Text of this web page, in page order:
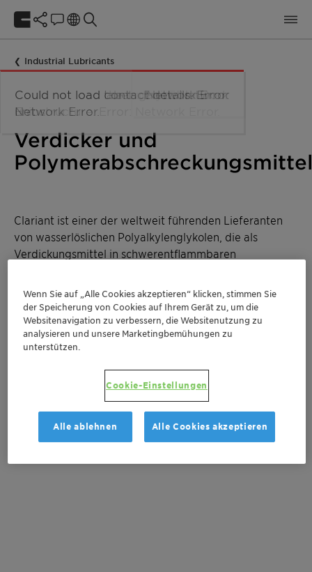
Industrial Lubricants
Verdicker und
Polymerabschreckungsmittel
Clariant ist einer der weltweit führenden Lieferanten
von wasserlöslichen Polyalkylenglykolen, die als
Verdickungsmittel in schwerentflammbaren
Abschreckkonzentraten eingesetzt werden.
Entdecken Sie unser komplettes Verdicker-Sortiment
Wenn Sie auf „Alle Cookies akzeptieren“ klicken, stimmen Sie
der Speicherung von Cookies auf Ihrem Gerät zu, um die
Websitenavigation zu verbessern, die Websitenutzung zu
analysieren und unsere Marketingbemühungen zu
unterstützen.
Cookie-Einstellungen
Alle ablehnen Alle Cookies akzeptieren